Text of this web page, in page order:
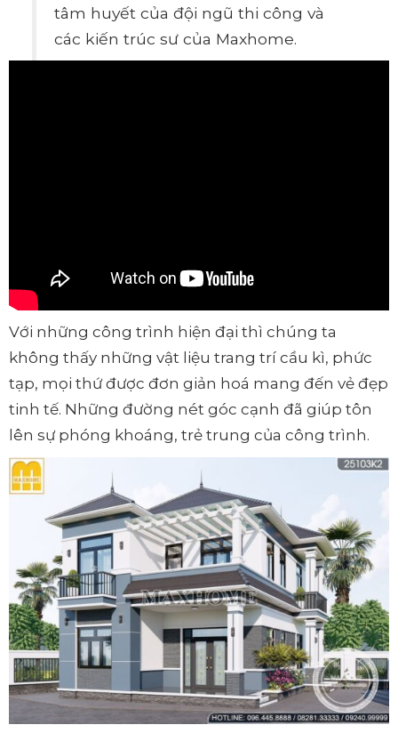
tâm huyết của đội ngũ thi công và
các kiến trúc sư của Maxhome.
Với những công trình hiện đại thì chúng ta
không thấy những vật liệu trang trí cầu kì, phức
tạp, mọi thứ được đơn giản hoá mang đến vẻ đẹp
tinh tế. Những đường nét góc cạnh đã giúp tôn
lên sự phóng khoáng, trẻ trung của công trình.